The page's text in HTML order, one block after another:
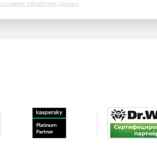
обработки данных